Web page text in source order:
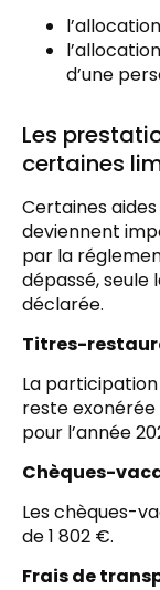
d’une
Les
certaines
Certaines
deviennent
par la
dépassé,
déclarée.
Titres-
La
reste
pour l’année
Chèques-
Les chèques-
de 1 802 €.
Frais de